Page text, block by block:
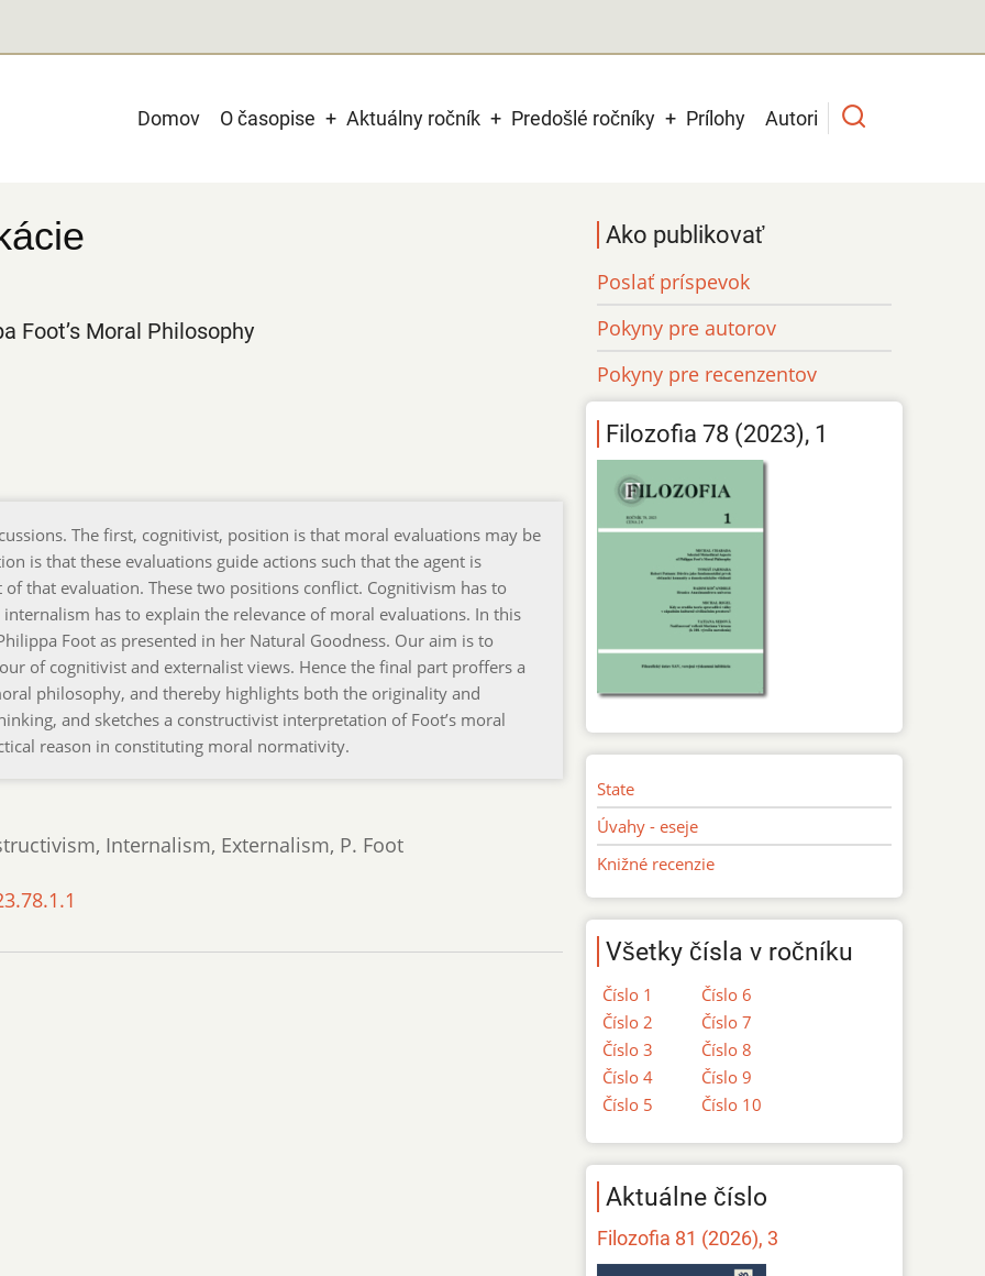
Main
Domov O časopise Aktuálny ročník Predošlé ročníky Prílohy Autori
Foot’s Moral Philosophy
The first, cognitivist, position is that moral evaluations may be
is that these evaluations guide actions such that the agent is
that evaluation. These two positions conflict. Cognitivism has to
has to explain the relevance of moral evaluations. In this
Foot as presented in her Natural Goodness. Our aim is to
of cognitivist and externalist views. Hence the final part proffers a
philosophy, and thereby highlights both the originality and
and sketches a constructivist interpretation of Foot’s moral
reason in constituting moral normativity.
Internalism, Externalism, P. Foot
Ako publikovať
Poslať príspevok
Pokyny pre autorov
Pokyny pre recenzentov
Filozofia 78 (2023), 1
State
Úvahy - eseje
Knižné recenzie
Všetky čísla v ročníku
Číslo 1
Číslo 2
Číslo 3
Číslo 4
Číslo 5
Číslo 6
Číslo 7
Číslo 8
Číslo 9
Číslo 10
Aktuálne číslo
Filozofia 81 (2026), 3